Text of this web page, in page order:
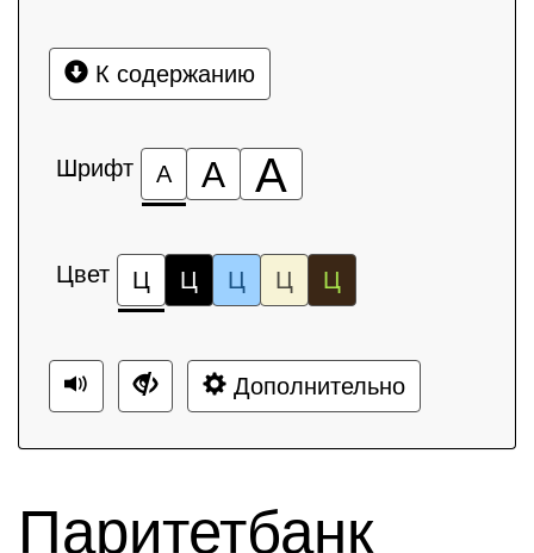
К содержанию
Шрифт А А А
Цвет Ц Ц Ц Ц Ц
Дополнительно
Паритетбанк